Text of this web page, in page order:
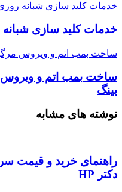
خدمات کلید سازی شبانه روزی
خدمات کلید سازی شبانه
ساخت بمب اتم و ویروس
ساخت بمب اتم و ویروس
بینگ
نوشته های مشابه
راهنمای خرید و قیمت
دکتر HP